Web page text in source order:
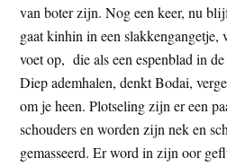
van boter zijn. Nog een keer, nu
gaat kinhin in een
voet op, die als een espenblad in
Diep ademhalen, denkt Bodai,
om je heen. Plotseling zijn er een
schouders en worden zijn nek en
gemasseerd. Er word in zijn oor